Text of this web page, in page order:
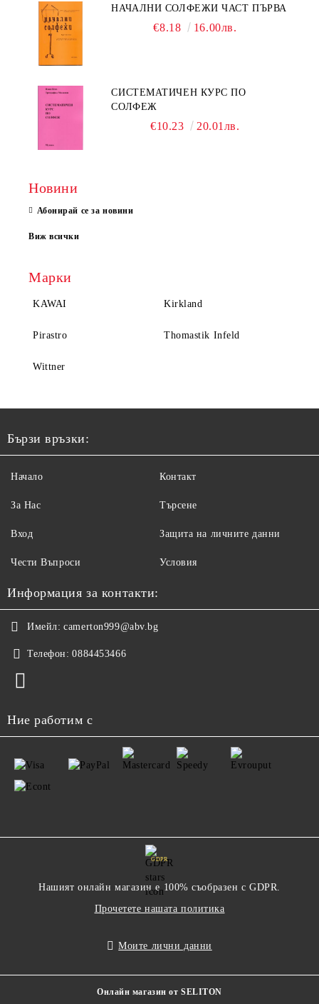
НАЧАЛНИ СОЛФЕЖИ ЧАСТ ПЪРВА
€8.18 16.00лв.
СИСТЕМАТИЧЕН КУРС ПО
СОЛФЕЖ
€10.23 20.01лв.
Новини
Абонирай се за новини
Виж всички
Марки
KAWAI Kirkland
Pirastro Thomastik Infeld
Wittner
Бързи връзки:
Начало
За Нас
Вход
Чести Въпроси
Контакт
Търсене
Защита на личните данни
Условия
Информация за контакти:
Имейл: camerton999@abv.bg
Телефон: 0884453466
Ние работим с
GDPR
Нашият онлайн магазин е 100% съобразен с GDPR.
Прочетете нашата политика
Моите лични данни
Онлайн магазин от SELITON